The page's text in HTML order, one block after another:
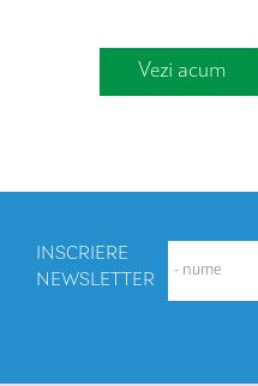
Vezi acum
INSCRIERE
NEWSLETTER